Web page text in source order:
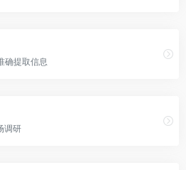
确提取信息
调研